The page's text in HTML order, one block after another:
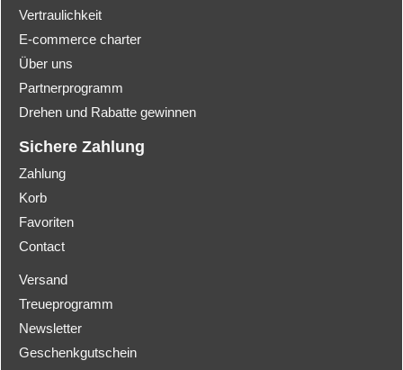
Vertraulichkeit
E-commerce charter
Über uns
Partnerprogramm
Drehen und Rabatte gewinnen
Sichere Zahlung
Zahlung
Korb
Favoriten
Contact
Versand
Treueprogramm
Newsletter
Geschenkgutschein